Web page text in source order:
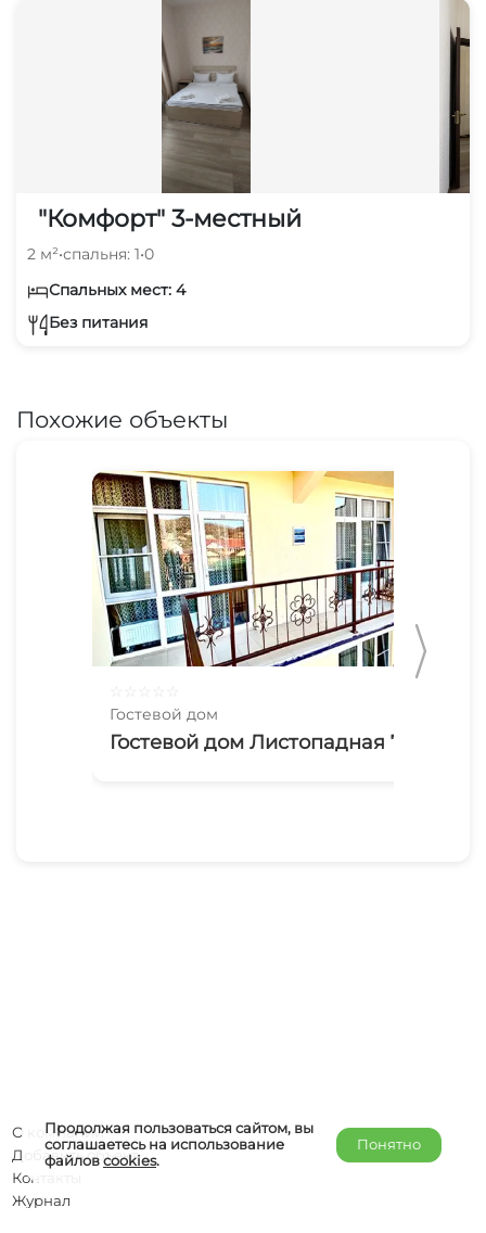
"Комфорт" 3-местный
2 м²•спальня: 1•0
Спальных мест: 4
Без питания
Похожие объекты
Гостевой дом
Гостевой дом Листопадная 7
Продолжая пользоваться сайтом, вы
соглашаетесь на использование
файловcookies.
Понятно
О компании
Добавить объект
Контакты
Журнал